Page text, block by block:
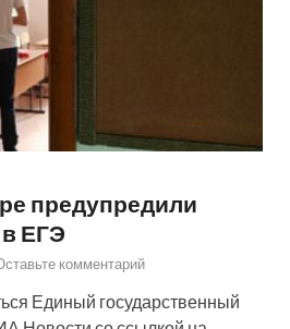
предупредили
ЕГЭ
комментарий
Единый государственный